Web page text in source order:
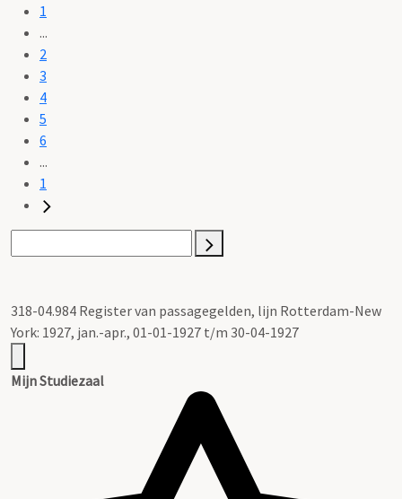
1
...
2
3
4
5
6
...
1
318-04.984 Register van passagegelden, lijn Rotterdam-New
York: 1927, jan.-apr., 01-01-1927 t/m 30-04-1927
Mijn Studiezaal